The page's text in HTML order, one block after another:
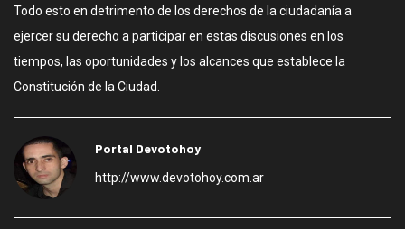
Todo esto en detrimento de los derechos de la ciudadanía a
ejercer su derecho a participar en estas discusiones en los
tiempos, las oportunidades y los alcances que establece la
Constitución de la Ciudad.
Portal Devotohoy
http://www.devotohoy.com.ar